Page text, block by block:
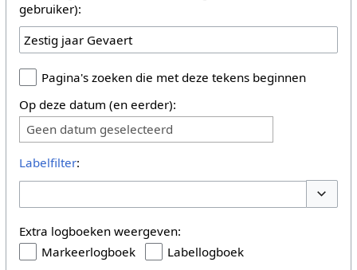
gebruiker):
Pagina's zoeken die met deze tekens beginnen
Op deze datum (en eerder):
Geen datum geselecteerd
Labelfilter:
Extra logboeken weergeven:
Markeerlogboek
Labellogboek